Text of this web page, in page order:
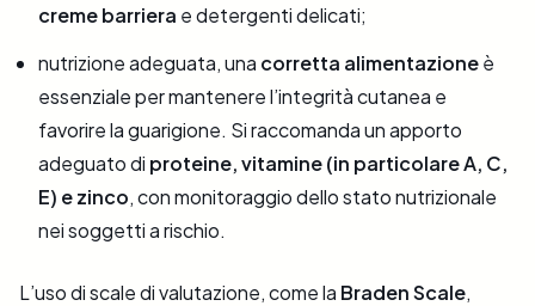
creme barriera e detergenti delicati;
nutrizione adeguata, una corretta alimentazioneè
essenziale per mantenere l’integrità cutanea e
favorire la guarigione. Si raccomanda un apporto
adeguato di proteine, vitamine (in particolare A, C,
E) e zinco, con monitoraggio dello stato nutrizionale
nei soggetti a rischio.
L’uso di scale di valutazione, come la Braden Scale,